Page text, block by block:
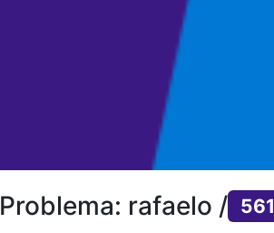
Problema: rafaelo / 561